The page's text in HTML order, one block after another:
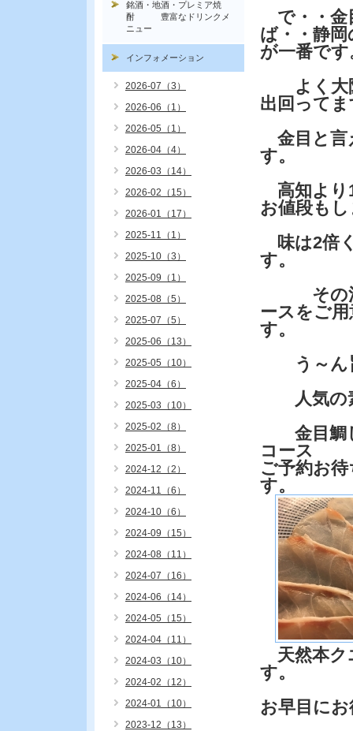
で・・金
ば・・静
が一番です
よく大
出回って
金目と言
す。
高知より
お値段も
味は2倍
す。
その沼
ースをご
す。
う～ん旨
人気の
金目鯛
コース
ご予約お
す。
天然本ク
す。
お早目に
銘酒・地酒・プレミア焼
酎 豊富なドリンクメ
ニュー
インフォメーション
2026-07（3）
2026-06（1）
2026-05（1）
2026-04（4）
2026-03（14）
2026-02（15）
2026-01（17）
2025-11（1）
2025-10（3）
2025-09（1）
2025-08（5）
2025-07（5）
2025-06（13）
2025-05（10）
2025-04（6）
2025-03（10）
2025-02（8）
2025-01（8）
2024-12（2）
2024-11（6）
2024-10（6）
2024-09（15）
2024-08（11）
2024-07（16）
2024-06（14）
2024-05（15）
2024-04（11）
2024-03（10）
2024-02（12）
2024-01（10）
2023-12（13）